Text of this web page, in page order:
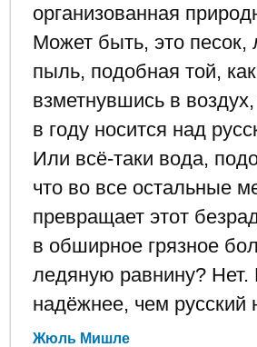
организованная
Может быть, это песок,
пыль, подобная той,
взметнувшись в
в году носится над
Или всё-таки вода,
что во все остальные
превращает этот
в обширное грязное
ледяную равнину? Нет.
надёжнее, чем русский
Жюль Мишле